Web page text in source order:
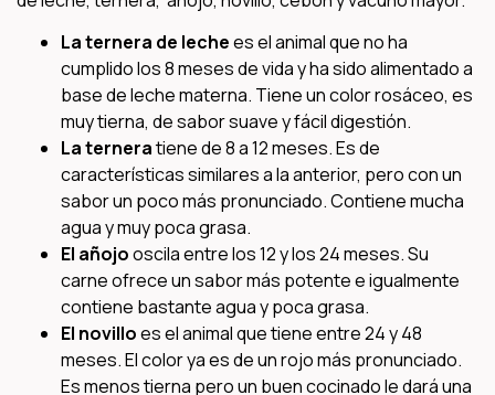
La ternera de lechees el animal que no ha
cumplido los 8 meses de vida y ha sido alimentado a
base de leche materna. Tiene un color rosáceo, es
muy tierna, de sabor suave y fácil digestión.
La terneratiene de 8 a 12 meses. Es de
características similares a la anterior, pero con un
sabor un poco más pronunciado. Contiene mucha
agua y muy poca grasa.
El añojooscila entre los 12 y los 24 meses. Su
carne ofrece un sabor más potente e igualmente
contiene bastante agua y poca grasa.
El novilloes el animal que tiene entre 24 y 48
meses. El color ya es de un rojo más pronunciado.
Es menos tierna pero un buen cocinado le dará una